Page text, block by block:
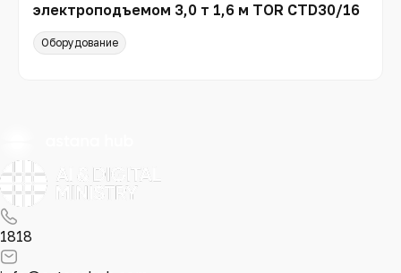
электроподъемом 3,0 т 1,6 м TOR CTD30/16
Оборудование
1818